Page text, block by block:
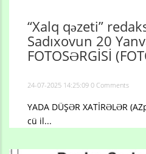
“Xalq qəzeti”
Sadıxovun 20
FOTOSƏRGİSİ
24-07-2025 14:25:09 0 Comments
YADA DÜŞƏR XATİRƏLƏR
cü il...